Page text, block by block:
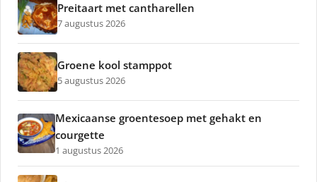
Preitaart met cantharellen
7 augustus 2026
Groene kool stamppot
5 augustus 2026
Mexicaanse groentesoep met gehakt en
courgette
1 augustus 2026